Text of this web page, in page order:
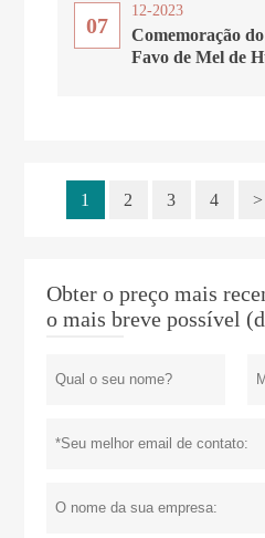
07
12-2023
Comemoração
Favo de Mel de
1 2 3 4 >
Obter o preço mais
o mais breve possível